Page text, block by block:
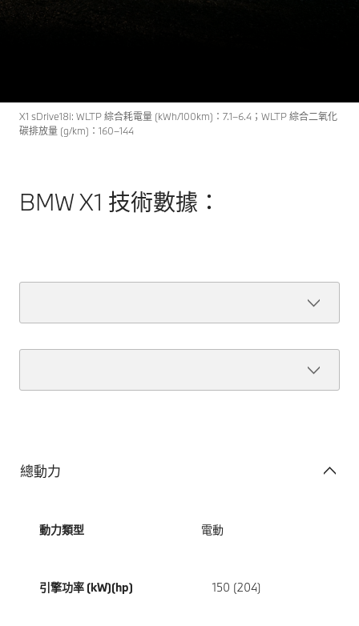
X1
X1 sDrive18i: WLTP 綜合耗電量 (kWh/100km)：7.1–6.4；WLTP 綜合二氧化
碳排放量 (g/km)：160–144
BMW X1 技術數據：
總動力
動力類型 電動
引擎功率 (kW)(hp) 150 (204)